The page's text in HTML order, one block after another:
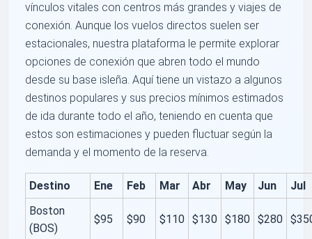
vínculos vitales con centros más grandes y viajes de
conexión. Aunque los vuelos directos suelen ser
estacionales, nuestra plataforma le permite explorar
opciones de conexión que abren todo el mundo
desde su base isleña. Aquí tiene un vistazo a algunos
destinos populares y sus precios mínimos estimados
de ida durante todo el año, teniendo en cuenta que
estos son estimaciones y pueden fluctuar según la
demanda y el momento de la reserva.
Destino Ene Feb Mar Abr May Jun
Jul
Boston
(BOS)
$95 $90 $110 $130 $180 $280